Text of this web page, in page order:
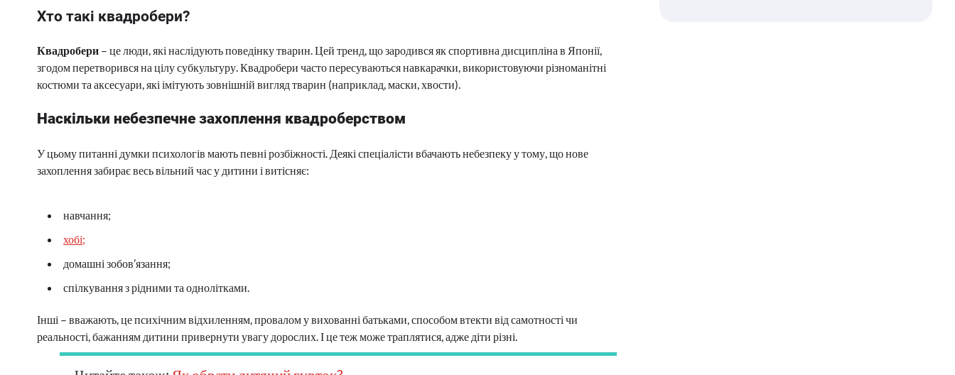
Хто такі квадробери?
Квадробери – це люди, які наслідують поведінку тварин. Цей тренд, що зародився як спортивна дисципліна в Японії,
згодом перетворився на цілу субкультуру. Квадробери часто пересуваються навкарачки, використовуючи різноманітні
костюми та аксесуари, які імітують зовнішній вигляд тварин (наприклад, маски, хвости).
Наскільки небезпечне захоплення квадроберством
У цьому питанні думки психологів мають певні розбіжності. Деякі спеціалісти вбачають небезпеку у тому, що нове
захоплення забирає весь вільний час у дитини і витісняє:
навчання;
хобі;
домашні зобов’язання;
спілкування з рідними та однолітками.
Інші – вважають, це психічним відхиленням, провалом у вихованні батьками, способом втекти від самотності чи
реальності, бажанням дитини привернути увагу дорослих. І це теж може траплятися, адже діти різні.